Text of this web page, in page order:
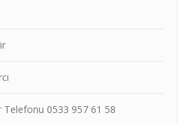
Telefonu 0533 957 61 58